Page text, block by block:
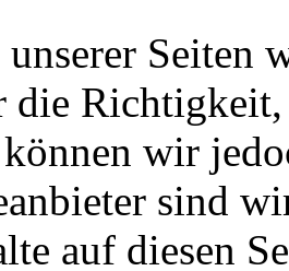
Seiten
die
wir
sind
auf diesen